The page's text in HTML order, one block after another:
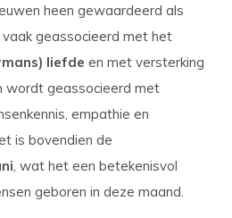
heen gewaardeerd als
geassocieerd met het
liefde en met versterking
wordt geassocieerd met
empathie en
is bovendien de
, wat het een betekenisvol
geboren in deze maand.